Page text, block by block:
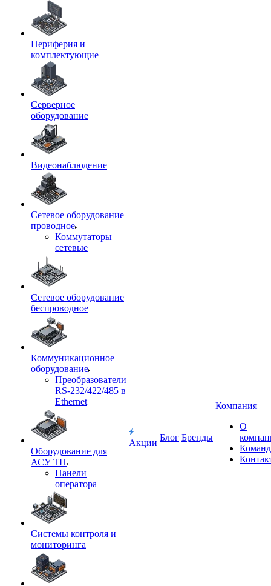
Периферия и
комплектующие
Серверное
оборудование
Видеонаблюдение
Сетевое оборудование
проводное
Коммутаторы
сетевые
Сетевое оборудование
беспроводное
Коммуникационное
оборудование
Преобразователи
RS-232/422/485 в
Ethernet
Оборудование для
АСУ ТП
Панели
оператора
Системы контроля и
мониторинга
Акции
Блог Бренды
Компания
О